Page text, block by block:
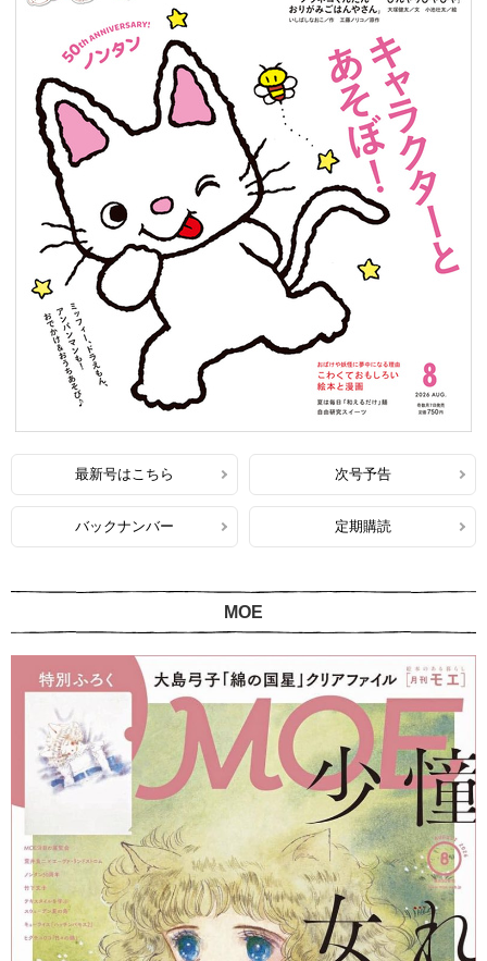
最新号はこちら 次号予告
バックナンバー 定期購読
MOE